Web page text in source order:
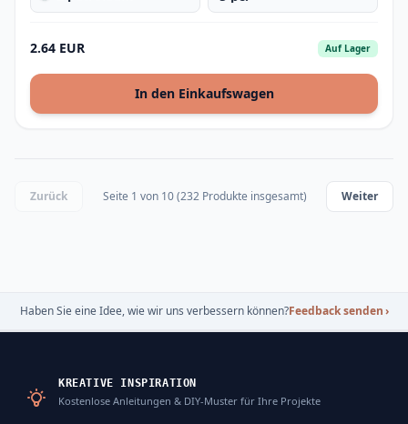
2.64 EUR Auf Lager
In den Einkaufswagen
Zurück Seite 1 von 10 (232 Produkte insgesamt) Weiter
Haben Sie eine Idee, wie wir uns verbessern können?Feedback senden›
KREATIVE INSPIRATION
Kostenlose Anleitungen & DIY-Muster für Ihre Projekte